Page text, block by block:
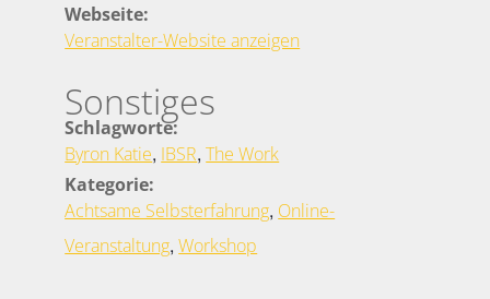
Webseite:
Veranstalter-Website anzeigen
Sonstiges
Schlagworte:
Byron Katie, IBSR, The Work
Kategorie:
Achtsame Selbsterfahrung, Online-
Veranstaltung,Workshop